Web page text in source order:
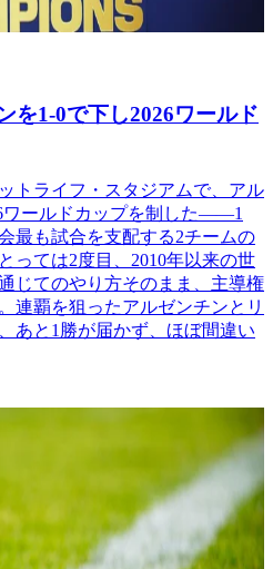
を1-0で下し2026ワールド
トライフ・スタジアムで、アル
ワールドカップを制した——1
最も試合を支配する2チームの
っては2度目、2010年以来の世
じてのやり方そのまま、主導権
連覇を狙ったアルゼンチンとリ
あと1勝が届かず、ほぼ間違い